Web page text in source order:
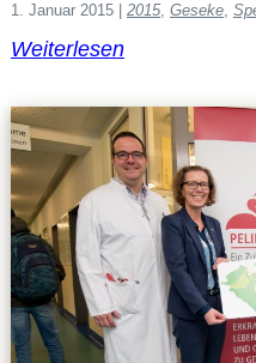
1. Januar 2015 2015, Geseke,
Weiterlesen